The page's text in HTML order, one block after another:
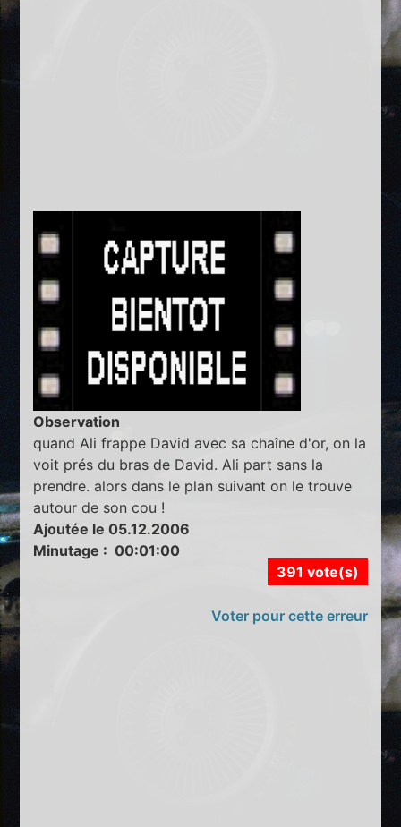
Observation
quand Ali frappe David avec sa chaîne d'or, on la
voit prés du bras de David. Ali part sans la
prendre. alors dans le plan suivant on le trouve
autour de son cou !
Ajoutée le 05.12.2006
Minutage : 00:01:00
391 vote(s)
Voter pour cette erreur